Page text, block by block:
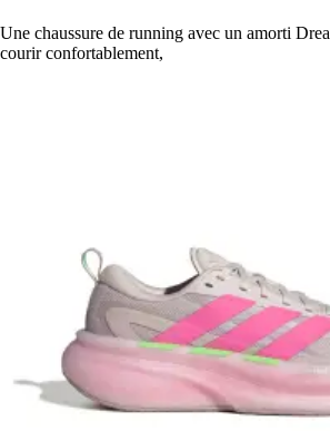
Une chaussure de running avec un amorti
courir confortablement,